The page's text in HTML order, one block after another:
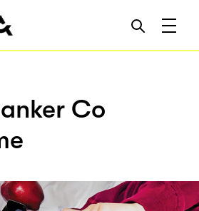
Co